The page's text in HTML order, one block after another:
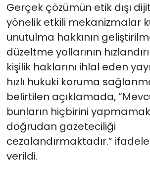
Gerçek çözümün etik dışı
yönelik etkili mekanizmalar
unutulma hakkının
düzeltme yollarının
kişilik haklarını ihlal eden
hızlı hukuki koruma
belirtilen açıklamada,
bunların hiçbirini
doğrudan gazeteciliği
cezalandırmaktadır.”
verildi.